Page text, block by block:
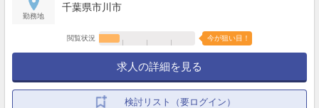
勤務地
千葉県市川市
閲覧状況 今が狙い目！
求人の詳細を見る
検討リスト（要ログイン）